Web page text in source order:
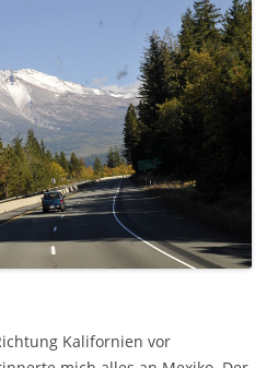
Kalifornien vor